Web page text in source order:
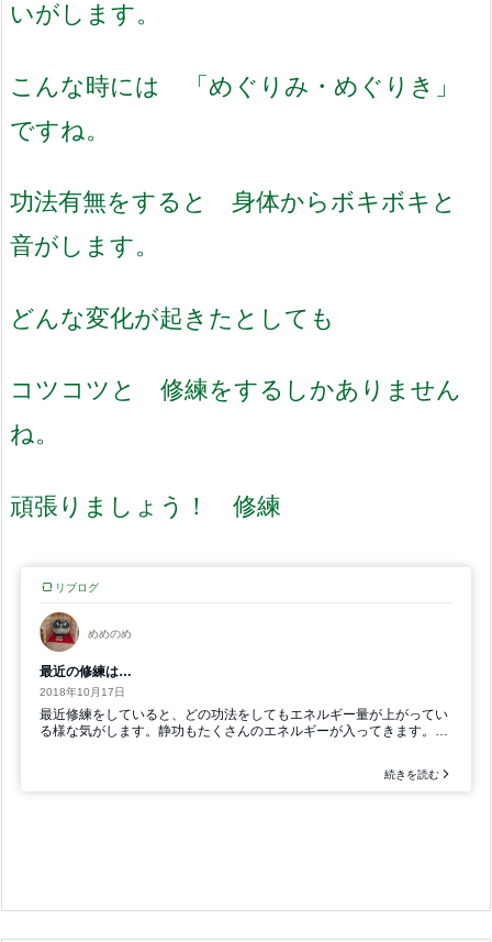
いがします。
こんな時には 「めぐりみ・めぐりき」
ですね。
功法有無をすると 身体からボキボキと
音がします。
どんな変化が起きたとしても
コツコツと 修練をするしかありません
ね。
頑張りましょう！ 修練